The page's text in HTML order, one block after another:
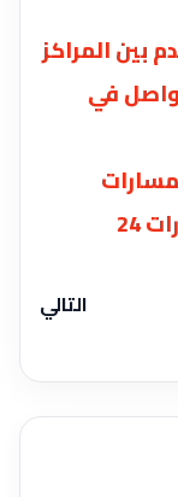
بين المراكز
في
24
التالي